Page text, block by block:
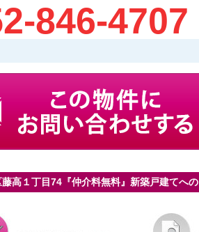
846-4707
高１丁目74『仲介料無料』新築戸建てへ